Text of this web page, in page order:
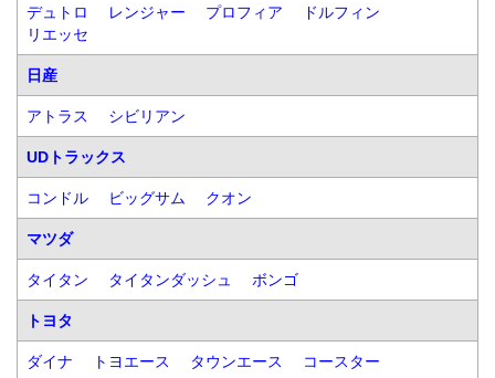
デュトロ レンジャー プロフィア
ドルフィン
リエッセ
日産
アトラス シビリアン
UDトラックス
コンドル ビッグサム クオン
マツダ
タイタン タイタンダッシュ ボンゴ
トヨタ
ダイナ トヨエース タウンエース コースター